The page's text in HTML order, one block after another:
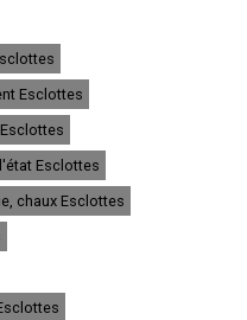
à Le Passage
à Tonneins
à Nérac
à Sainte-Livrade-sur-Lot
à Bon-Encontre
à Boé
à Fumel
à Foulayronnes
à Casteljaloux
à Aiguillon
à Pont-du-Casse
à Pujols
à Layrac
Esclottes
Esclottes
chaux Esclottes